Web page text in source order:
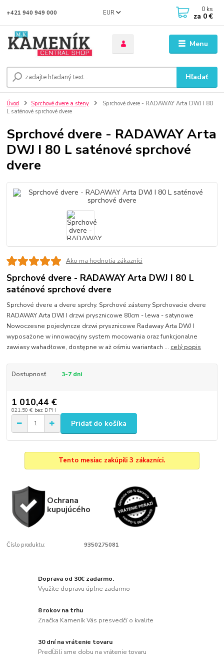
Menu
EUR
Hľadať
+421 940 949 000 0 ks
za 0 €
Úvod Sprchové dvere a steny
Sprchové dvere - RADAWAY Arta DWJ I 80
L saténové sprchové dvere
Sprchové dvere - RADAWAY Arta
DWJ I 80 L saténové sprchové
dvere
Ako ma hodnotia zákazníci
Sprchové dvere - RADAWAY Arta DWJ I 80 L
saténové sprchové dvere
Sprchové dvere a dvere sprchy. Sprchové zásteny Sprchovacie dvere
RADAWAY Arta DWJ I drzwi prysznicowe 80cm - lewa - satynowe
Nowoczesne pojedyncze drzwi prysznicowe Radaway Arta DWJ I
wyposażone w innowacyjny system mocowania oraz funkcjonalne
zawiasy wahadłowe, dostępne w aż ośmiu wariantach ... celý popis
Dostupnosť 3-7 dni
1 010,44 €
821,50 € bez DPH
Pridať do košíka
Tento mesiac zakúpili 3 zákazníci.
Ochrana
kupujúcého
Číslo produktu: 9350275081
Doprava od 30€ zadarmo.
Využite dopravu úplne zadarmo
8 rokov na trhu
Značka Kameník Vás presvedčí o kvalite
30 dní na vrátenie tovaru
Predĺžili sme dobu na vrátenie tovaru